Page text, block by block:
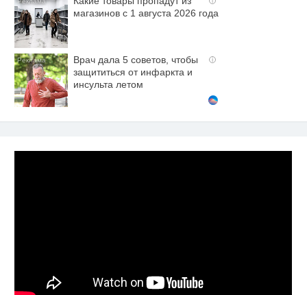
магазинов с 1 августа 2026 года
i
Врач дала 5 советов, чтобы
защититься от инфаркта и
инсульта летом